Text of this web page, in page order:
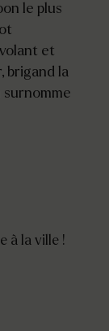
le plus
et
brigand la
surnomme
à la ville !